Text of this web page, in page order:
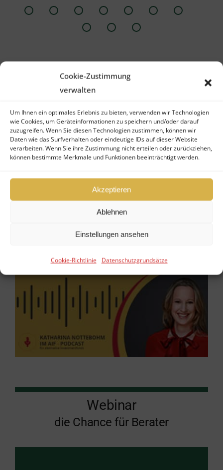
Cookie-Zustimmung
verwalten
Um Ihnen ein optimales Erlebnis zu bieten, verwenden wir Technologien
wie Cookies, um Geräteinformationen zu speichern und/oder darauf
zuzugreifen. Wenn Sie diesen Technologien zustimmen, können wir
Daten wie das Surfverhalten oder eindeutige IDs auf dieser Website
verarbeiten. Wenn Sie ihre Zustimmung nicht erteilen oder zurückziehen,
können bestimmte Merkmale und Funktionen beeinträchtigt werden.
Akzeptieren
Ablehnen
Einstellungen ansehen
Cookie-Richtlinie Datenschutzgrundsätze
bearbeiten können. Sollten dabei Fragen
auftreten, melde ich mich gerne bei
Der AIF-Podcast auf Spotify
die Möglichkeit des Zweitmarkts
Webinar
die Chance für Berater